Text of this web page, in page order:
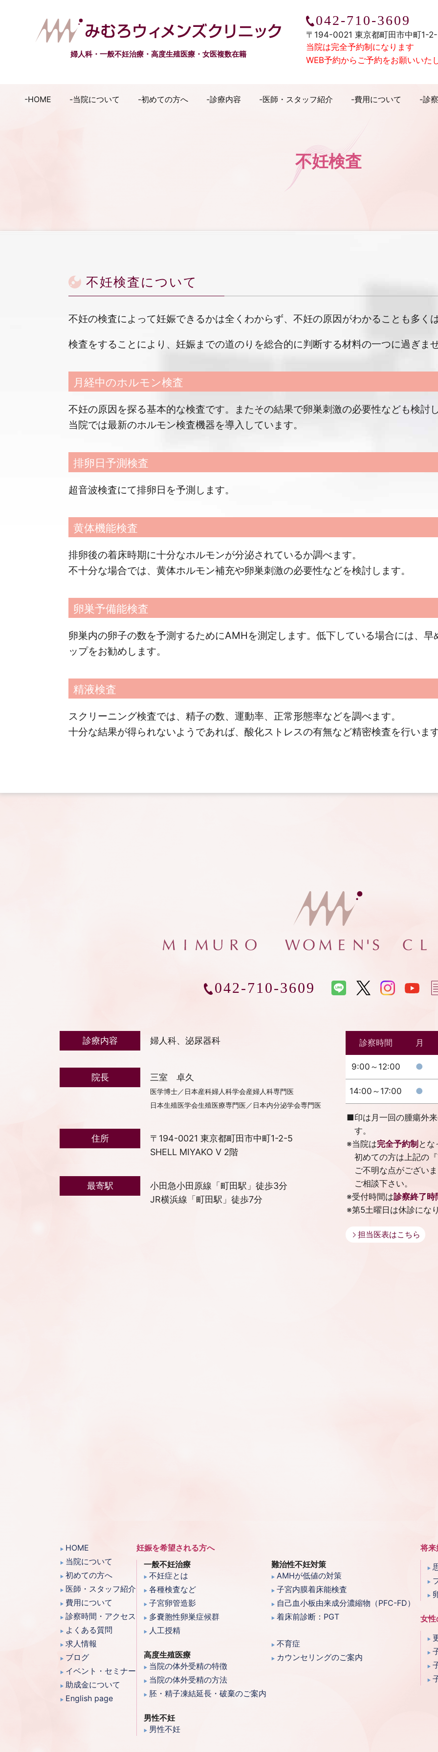
みむろウィメンズクリニック
婦人科・一般不妊治療・高度生殖医療・女医複数在籍
042-710-3609
〒194-0021 東京都町田市中町1-
当院は完全予約制になります
WEB予約からご予約をお願いいた
HOME 当院について 初めての方へ 診療内容 医師・スタッフ紹介 費用について 診
不妊検査
不妊検査について
不妊の検査によって妊娠できるかは全くわからず、不妊の原因がわかることも多く
検査をすることにより、妊娠までの道のりを総合的に判断する材料の一つに過ぎま
月経中のホルモン検査
不妊の原因を探る基本的な検査です。またその結果で卵巣刺激の必要性なども検討
当院では最新のホルモン検査機器を導入しています。
排卵日予測検査
超音波検査にて排卵日を予測します。
黄体機能検査
排卵後の着床時期に十分なホルモンが分泌されているか調べます。
不十分な場合では、黄体ホルモン補充や卵巣刺激の必要性などを検討します。
卵巣予備能検査
卵巣内の卵子の数を予測するためにAMHを測定します。低下している場合には、
ップをお勧めします。
精液検査
スクリーニング検査では、精子の数、運動率、正常形態率などを調べます。
十分な結果が得られないようであれば、酸化ストレスの有無など精密検査を行いま
042-710-3609
診療内容 婦人科、泌尿器科
院長 三室 卓久
医学博士／日本産科婦人科学会産婦人科専門医
日本生殖医学会生殖医療専門医／日本内分泌学会専門医
住所
〒194-0021 東京都町田市中町1-2-5
SHELL MIYAKO V 2階
最寄駅
小田急小田原線「町田駅」徒歩3分
JR横浜線「町田駅」徒歩7分
診察時間 月
9:00～12:00 ●
14:00～17:00 ●
■印は月一回の腫瘍外
す。
※当院は完全予約制 と
初めての方は上記の『
ご不明な点がござい
ご相談下さい。
※受付時間は診察終了
※第5土曜日は休診にな
担当医表はこちら
HOME
当院について
初めての方へ
医師・スタッフ紹介
費用について
診察時間・アクセス
よくある質問
求人情報
ブログ
イベント・セミナー
助成金について
English page
妊娠を希望される方へ
一般不妊治療
不妊症とは
各種検査など
子宮卵管造影
多嚢胞性卵巣症候群
人工授精
高度生殖医療
当院の体外受精の特徴
当院の体外受精の方法
胚・精子凍結延長・破棄のご案内
男性不妊
男性不妊
難治性不妊対策
AMHが低値の対策
子宮内膜着床能検査
自己血小板由来成分濃縮物（PFC-FD）
着床前診断：PGT
不育症
カウンセリングのご案内
将来
女性